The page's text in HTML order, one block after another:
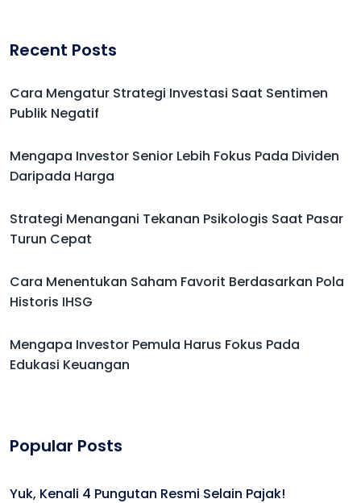
Recent Posts
Cara Mengatur Strategi Investasi Saat Sentimen
Publik Negatif
Mengapa Investor Senior Lebih Fokus Pada Dividen
Daripada Harga
Strategi Menangani Tekanan Psikologis Saat Pasar
Turun Cepat
Cara Menentukan Saham Favorit Berdasarkan Pola
Historis IHSG
Mengapa Investor Pemula Harus Fokus Pada
Edukasi Keuangan
Popular Posts
Yuk, Kenali 4 Pungutan Resmi Selain Pajak!